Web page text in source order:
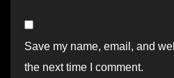
Save my name, email, and
the next time I comment.